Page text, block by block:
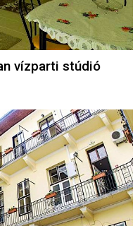
vízparti stúdió